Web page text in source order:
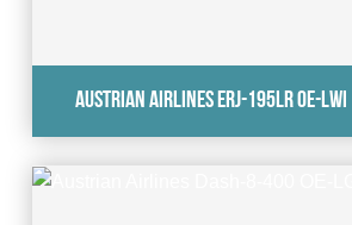
Austrian Airlines ERJ-195LR OE-LWI